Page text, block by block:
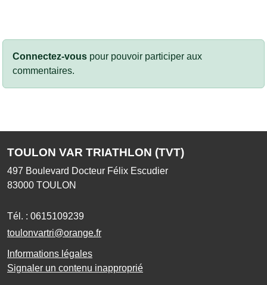
Connectez-vous pour pouvoir participer aux
commentaires.
TOULON VAR TRIATHLON (TVT)
497 Boulevard Docteur Félix Escudier
83000 TOULON
Tél. : 0615109239
toulonvartri@orange.fr
Informations légales
Signaler un contenu inapproprié